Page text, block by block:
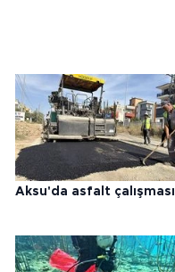
Aksu'da asfalt çalışması